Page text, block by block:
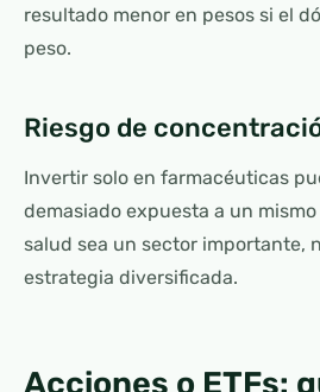
resultado menor en pesos si el
peso.
Riesgo de
Invertir solo en farmacéuticas
demasiado expuesta a un
salud sea un sector importante,
estrategia diversificada.
Acciones o ETFs: